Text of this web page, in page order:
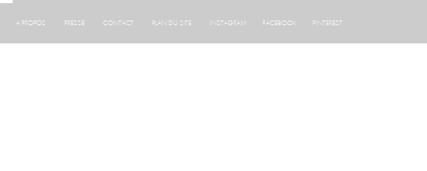
A PROPOS PRESSE CONTACT PLAN DU SITE INSTAGRAM FACEBOOK PINTEREST